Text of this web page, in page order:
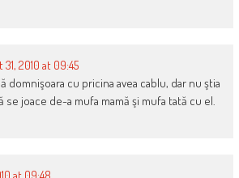
2010 at 09:45
domnişoara cu pricina avea cablu, dar nu ştia
se joace de-a mufa mamă şi mufa tată cu el.